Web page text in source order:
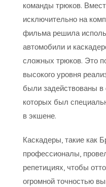
команды трюков.
исключительно на
фильма решила
автомобили и
сложных трюков. Это
высокого уровня
были задействованы
которых был
в экшене.
Каскадеры, такие как
профессионалы,
репетициях, чтобы
огромной точностью